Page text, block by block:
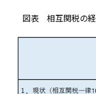
図表 相互関税の経